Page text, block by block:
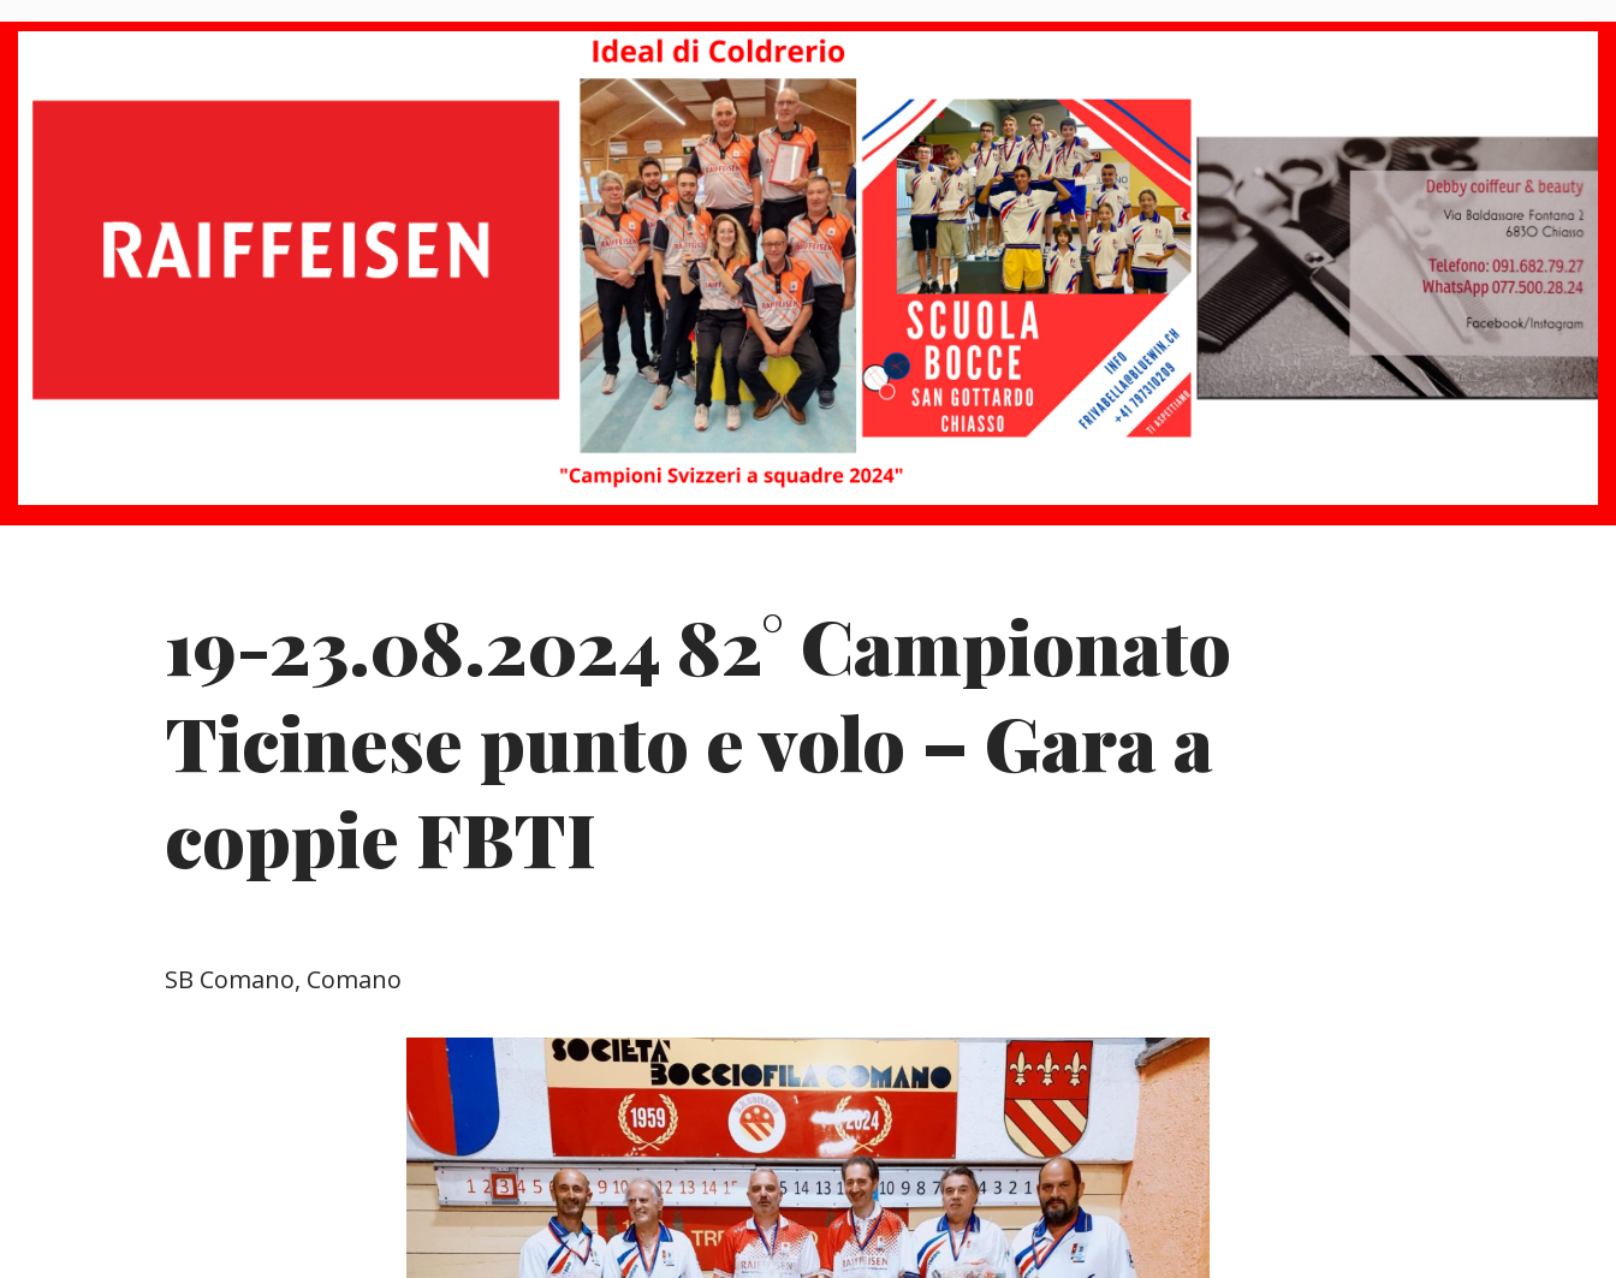
19-23.08.2024 82° Campionato
Ticinese punto e volo – Gara a
coppie FBTI
SB Comano, Comano